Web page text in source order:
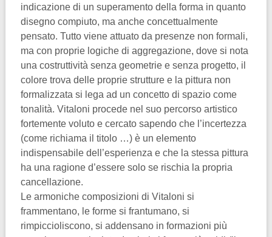
indicazione di un superamento della forma in quanto
disegno compiuto, ma anche concettualmente
pensato. Tutto viene attuato da presenze non formali,
ma con proprie logiche di aggregazione, dove si nota
una costruttività senza geometrie e senza progetto, il
colore trova delle proprie strutture e la pittura non
formalizzata si lega ad un concetto di spazio come
tonalità. Vitaloni procede nel suo percorso artistico
fortemente voluto e cercato sapendo che l’incertezza
(come richiama il titolo …) è un elemento
indispensabile dell’esperienza e che la stessa pittura
ha una ragione d’essere solo se rischia la propria
cancellazione.
Le armoniche composizioni di Vitaloni si
frammentano, le forme si frantumano, si
rimpiccioliscono, si addensano in formazioni più